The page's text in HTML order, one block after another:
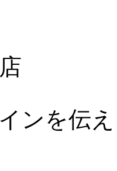
ンを伝